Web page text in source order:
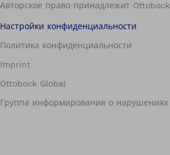
Авторское право принадлежит Ottobock
Настройки конфиденциальности
Политика конфиденциальности
Imprint
Ottobock Global
Группа информирования о нарушениях